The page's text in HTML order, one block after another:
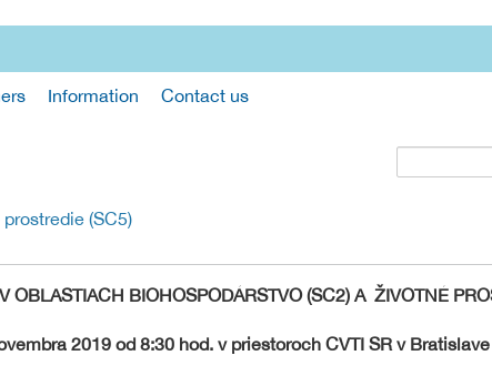
Information Contact us
(SC5)
BIOHOSPODÁRSTVO (SC2) A ŽIVOTNÉ
2019 od 8:30 hod. v priestoroch CVTI SR v Bratislave